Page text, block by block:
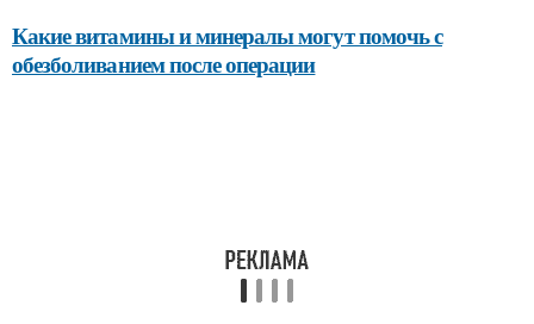
Какие витамины и минералы могут помочь с
обезболиванием после операции